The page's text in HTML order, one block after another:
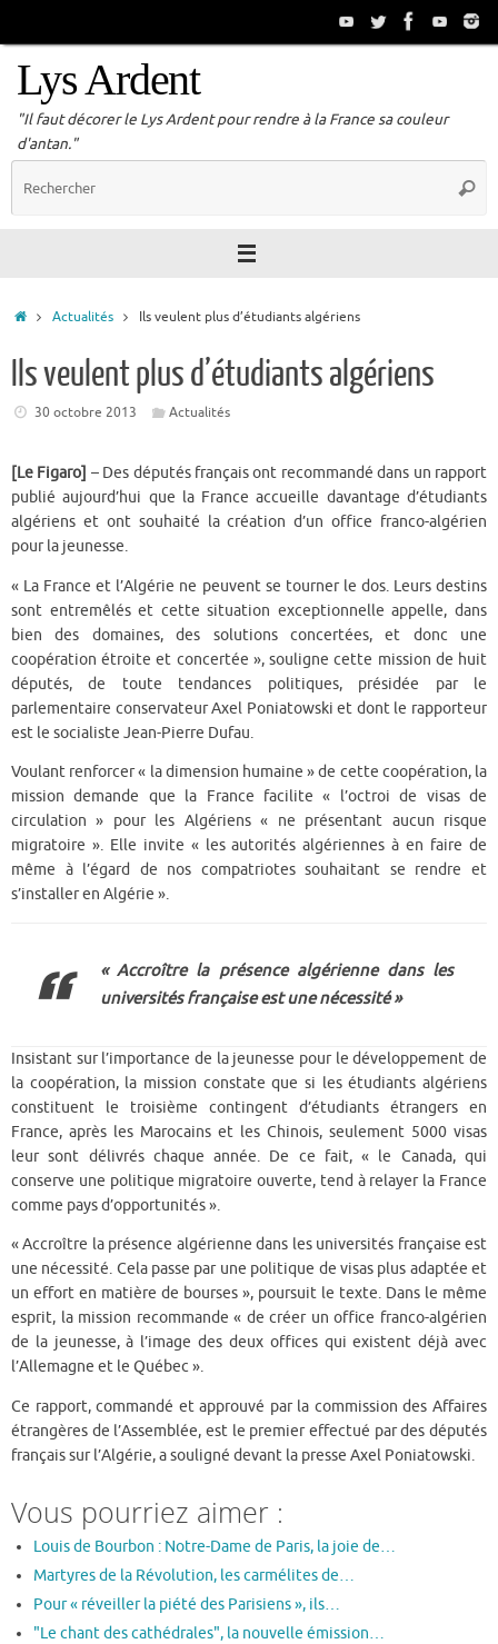
Lys Ardent
"Il faut décorer le Lys Ardent pour rendre à la France sa couleur
d'antan."
Accueil
Actualités Ils veulent plus d’étudiants algériens
Ils veulent plus d’étudiants algériens
30 octobre 2013 Actualités
[Le Figaro] – Des députés français ont recommandé dans un rapport
publié aujourd’hui que la France accueille davantage d’étudiants
algériens et ont souhaité la création d’un office franco-algérien
pour la jeunesse.
« La France et l’Algérie ne peuvent se tourner le dos. Leurs destins
sont entremêlés et cette situation exceptionnelle appelle, dans
bien des domaines, des solutions concertées, et donc une
coopération étroite et concertée », souligne cette mission de huit
députés, de toute tendances politiques, présidée par le
parlementaire conservateur Axel Poniatowski et dont le rapporteur
est le socialiste Jean-Pierre Dufau.
Voulant renforcer « la dimension humaine » de cette coopération, la
mission demande que la France facilite « l’octroi de visas de
circulation » pour les Algériens « ne présentant aucun risque
migratoire ». Elle invite « les autorités algériennes à en faire de
même à l’égard de nos compatriotes souhaitant se rendre et
s’installer en Algérie ».
« Accroître la présence algérienne dans les
universités française est une nécessité »
Insistant sur l’importance de la jeunesse pour le développement de
la coopération, la mission constate que si les étudiants algériens
constituent le troisième contingent d’étudiants étrangers en
France, après les Marocains et les Chinois, seulement 5000 visas
leur sont délivrés chaque année. De ce fait, « le Canada, qui
conserve une politique migratoire ouverte, tend à relayer la France
comme pays d’opportunités ».
« Accroître la présence algérienne dans les universités française est
une nécessité. Cela passe par une politique de visas plus adaptée et
un effort en matière de bourses », poursuit le texte. Dans le même
esprit, la mission recommande « de créer un office franco-algérien
de la jeunesse, à l’image des deux offices qui existent déjà avec
l’Allemagne et le Québec ».
Ce rapport, commandé et approuvé par la commission des Affaires
étrangères de l’Assemblée, est le premier effectué par des députés
français sur l’Algérie, a souligné devant la presse Axel Poniatowski.
Vous pourriez aimer :
Louis de Bourbon : Notre-Dame de Paris, la joie de…
Martyres de la Révolution, les carmélites de…
Pour « réveiller la piété des Parisiens », ils…
"Le chant des cathédrales", la nouvelle émission…